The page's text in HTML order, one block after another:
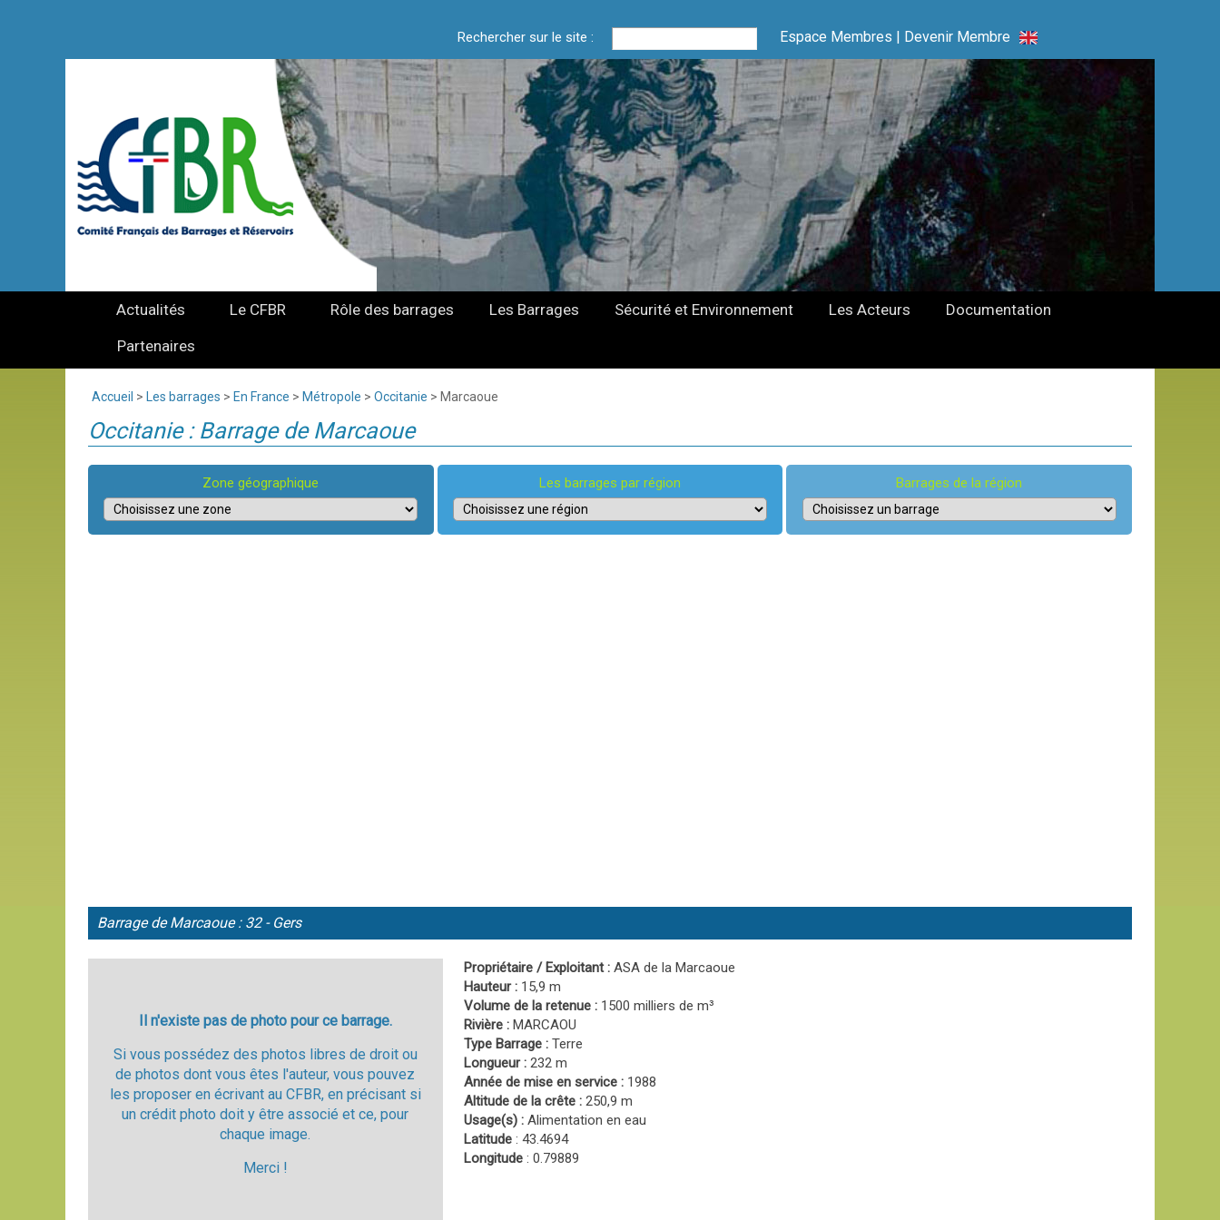
Rechercher sur le site : Espace Membres | Devenir Membre
Actualités Le CFBR Rôle des barrages Les Barrages Sécurité et Environnement Les Acteurs
Documentation
Partenaires
Accueil > Les barrages > En France > Métropole > Occitanie > Marcaoue
Occitanie : Barrage de Marcaoue
Zone géographique Les barrages par région Barrages de la région
Barrage deMarcaoue : 32 - Gers
Il n'existe pas de photo pour ce barrage.
Si vous possédez des photos libres de droit ou
de photos dont vous êtes l'auteur, vous pouvez
les proposer en écrivant au CFBR, en précisant si
un crédit photo doit y être associé et ce, pour
chaque image.
Merci !
Propriétaire / Exploitant : ASA de la Marcaoue
Hauteur : 15,9 m
Volume de la retenue : 1500 milliers de m³
Rivière : MARCAOU
Type Barrage : Terre
Longueur : 232 m
Année de mise en service : 1988
Altitude de la crête : 250,9 m
Usage(s) : Alimentation en eau
Latitude : 43.4694
Longitude : 0.79889